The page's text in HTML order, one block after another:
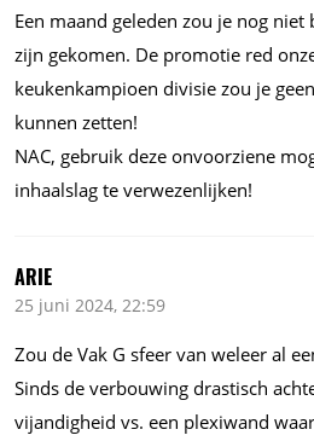
Een maand geleden zou je nog
zijn gekomen. De promotie red
keukenkampioen divisie zou je
kunnen zetten!
NAC, gebruik deze onvoorziene
inhaalslag te verwezenlijken!
ARIE
25 juni 2024, 22:59
Zou de Vak G sfeer van weleer al
Sinds de verbouwing drastisch
vijandigheid vs. een plexiwand